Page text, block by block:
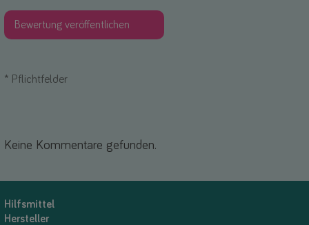
* Pflichtfelder
Keine Kommentare gefunden.
Hilfsmittel
Hersteller